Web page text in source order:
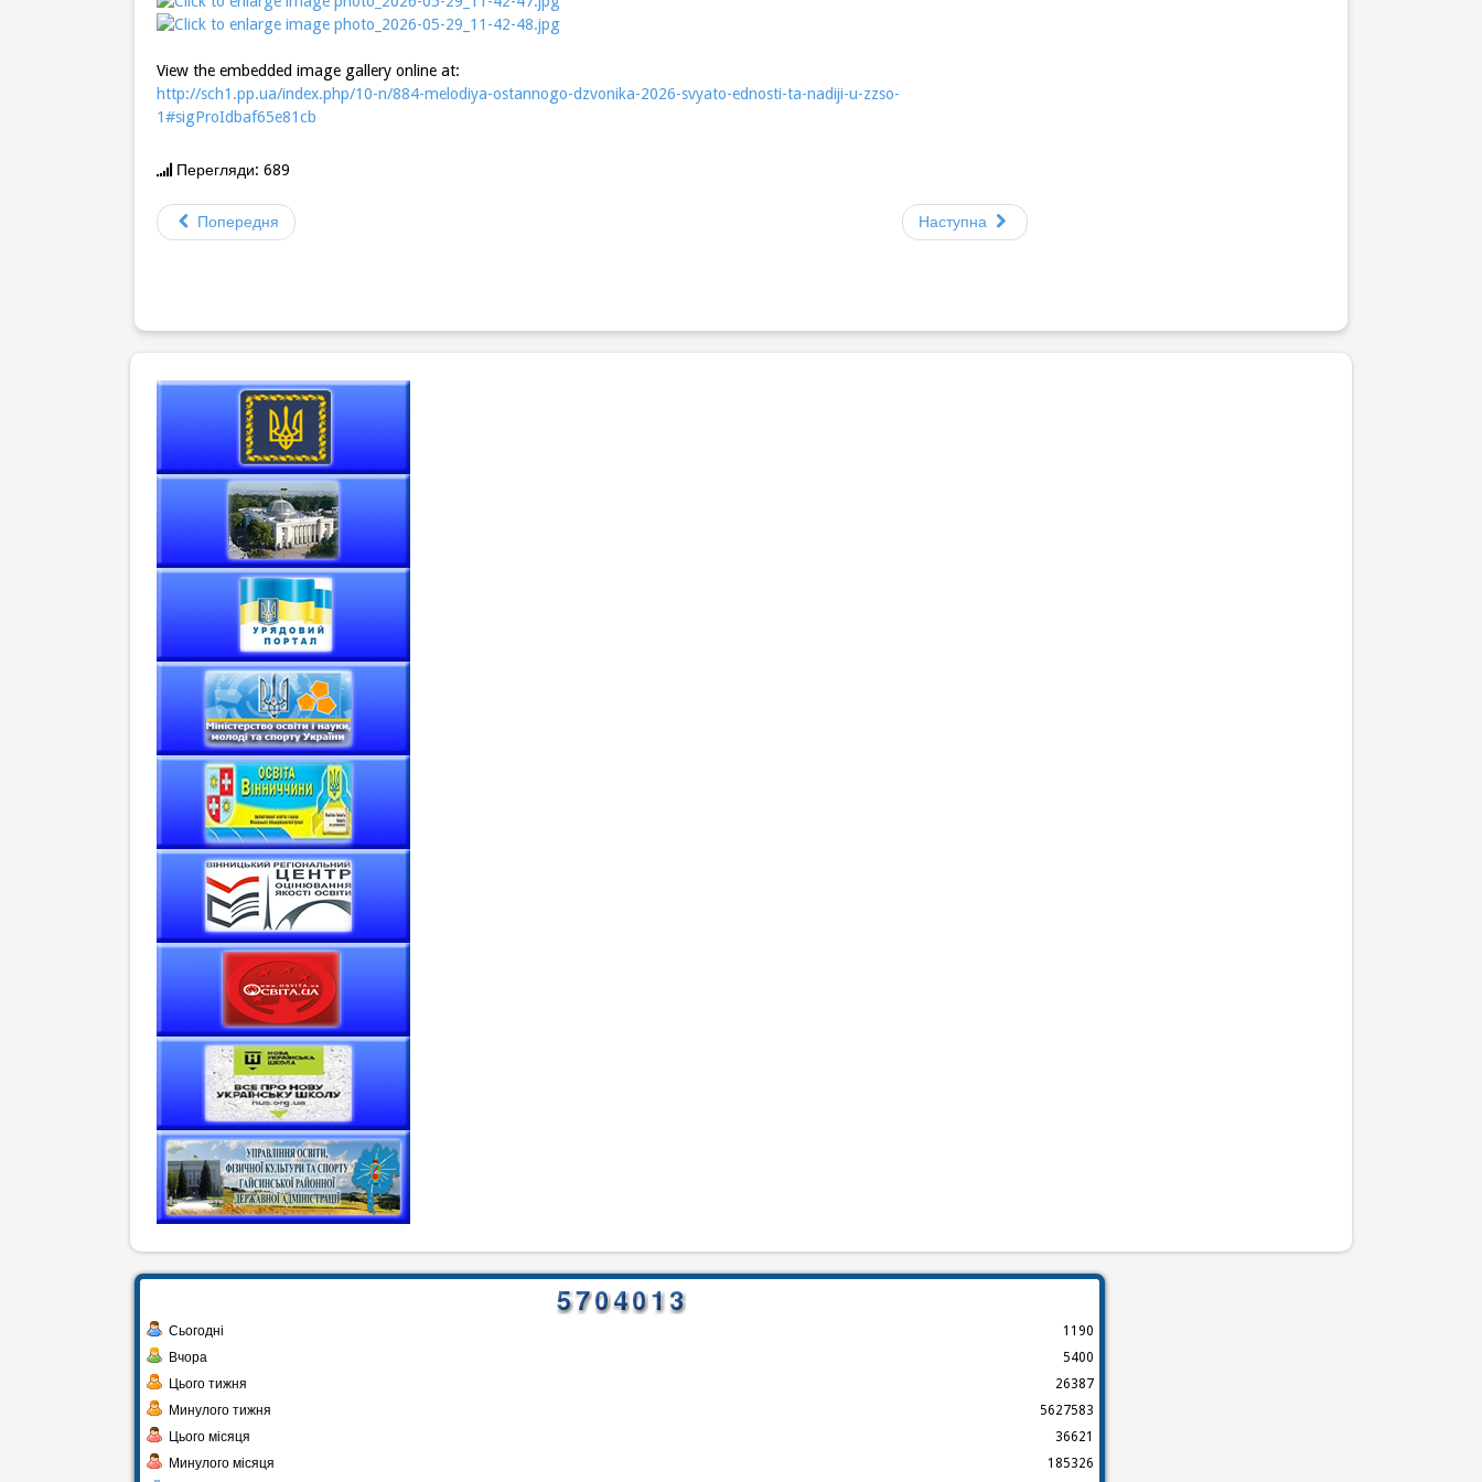
View the embedded image gallery online at:
http://sch1.pp.ua/index.php/10-n/884-melodiya-ostannogo-dzvonika-2026-svyato-ednosti-ta-nadiji-u-zzso-
1#sigProIdbaf65e81cb
Перегляди: 689
Попередня Наступна
Сьогодні
Вчора
Цього тижня
Минулого тижня
Цього місяця
Минулого місяця
1190
5400
26387
5627583
36621
185326